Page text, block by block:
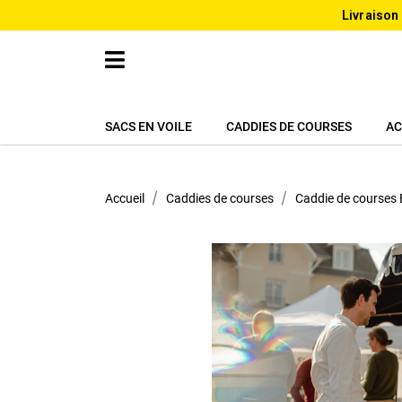
SACS EN VOILE CADDIES DE COURSES
Accueil Caddies de courses Caddie de courses